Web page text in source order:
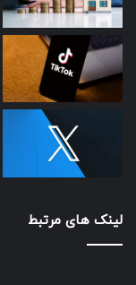
لینک های مرتبط